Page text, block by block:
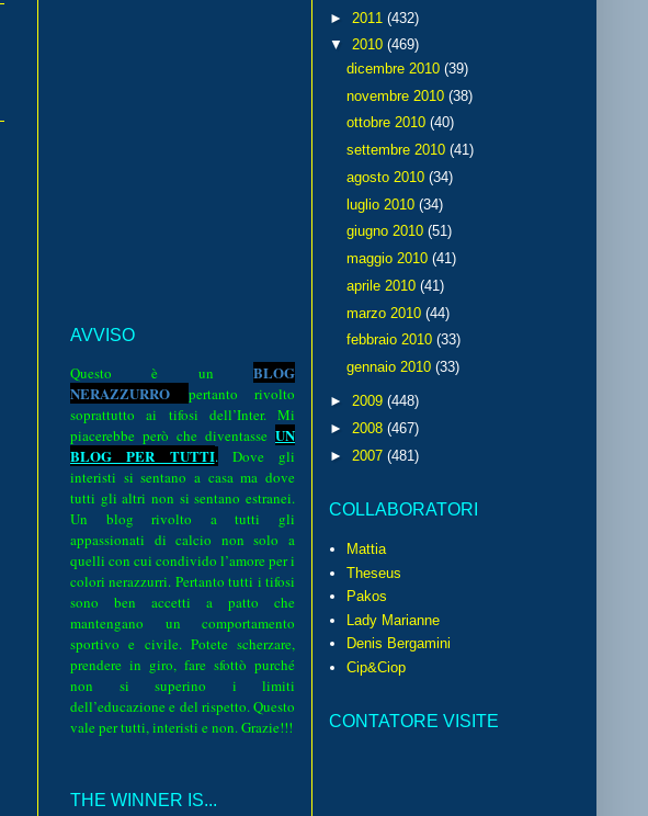
AVVISO
Questo è un BLOG
NERAZZURRO pertanto rivolto
soprattutto ai tifosi dell’Inter. Mi
piacerebbe però che diventasse UN
BLOG PER TUTTI.
Dove gli
interisti si sentano a casa ma dove
tutti gli altri non si sentano estranei.
Un blog rivolto a tutti gli
appassionati di calcio non solo a
quelli con cui condivido l’amore per i
colori nerazzurri. Pertanto tutti i tifosi
sono ben accetti a patto che
mantengano un comportamento
sportivo e civile. Potete scherzare,
prendere in giro, fare sfottò purché
non si superino i limiti
dell’educazione e del rispetto. Questo
vale per tutti, interisti e non. Grazie!!!
THE WINNER IS...
► 2011 (432)
▼ 2010 (469)
dicembre 2010 (39)
novembre 2010 (38)
ottobre 2010 (40)
settembre 2010 (41)
agosto 2010 (34)
luglio 2010 (34)
giugno 2010 (51)
maggio 2010 (41)
aprile 2010 (41)
marzo 2010 (44)
febbraio 2010 (33)
gennaio 2010 (33)
► 2009 (448)
► 2008 (467)
► 2007 (481)
COLLABORATORI
Mattia
Theseus
Pakos
Lady Marianne
Denis Bergamini
Cip&Ciop
CONTATORE VISITE